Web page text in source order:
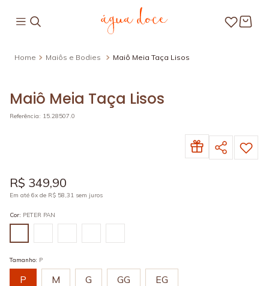
Maiôs e Bodies Maiô Meia Taça Lisos
Maiô Meia Taça Lisos
Referência: 15.28507.0
R$ 349,90
Em até 6x de R$ 58,31 sem juros
Cor: PETER PAN
Tamanho: P
P M G GG EG